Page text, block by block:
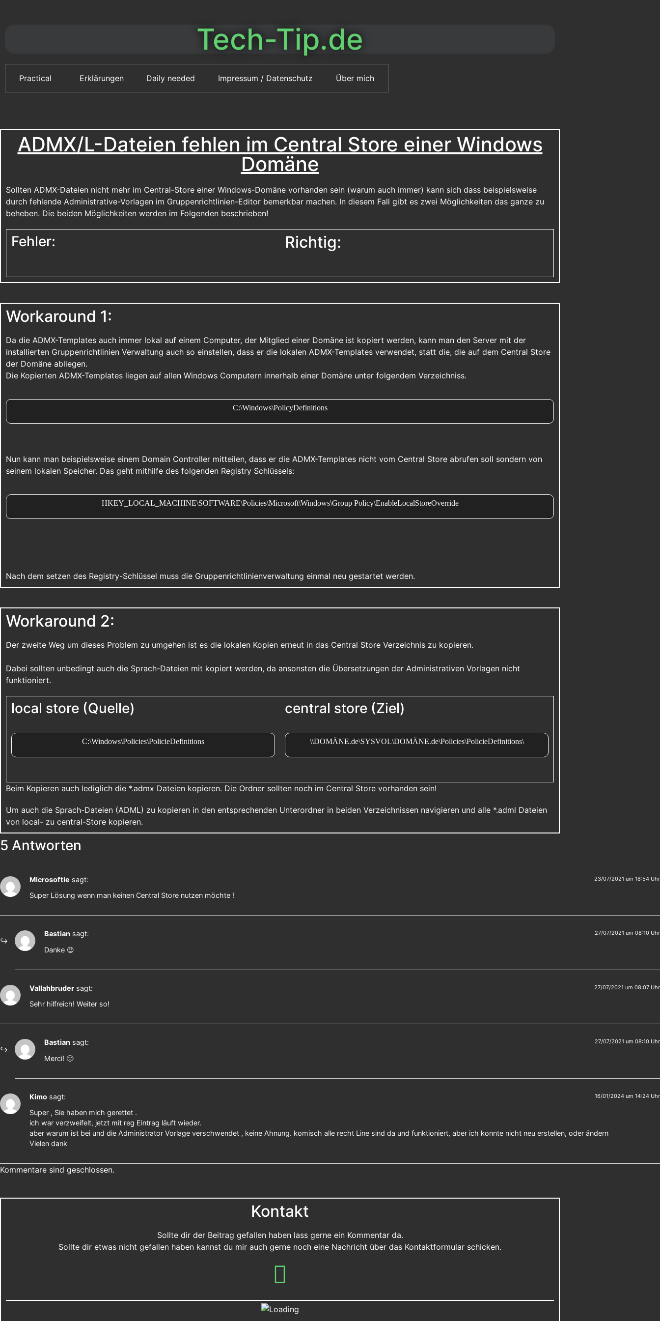
Tech-Tip.de
Practical Erklärungen Daily needed Impressum / Datenschutz Über mich
ADMX/L-Dateien fehlen im Central Store einer Windows
Domäne
Sollten ADMX-Dateien nicht mehr im Central-Store einer Windows-Domäne vorhanden sein (warum auch immer) kann sich dass beispielsweise
durch fehlende Administrative-Vorlagen im Gruppenrichtlinien-Editor bemerkbar machen. In diesem Fall gibt es zwei Möglichkeiten das ganze zu
beheben. Die beiden Möglichkeiten werden im Folgenden beschrieben!
Fehler: Richtig:
Workaround 1:
Da die ADMX-Templates auch immer lokal auf einem Computer, der Mitglied einer Domäne ist kopiert werden, kann man den Server mit der
installierten Gruppenrichtlinien Verwaltung auch so einstellen, dass er die lokalen ADMX-Templates verwendet, statt die, die auf dem Central Store
der Domäne abliegen.
Die Kopierten ADMX-Templates liegen auf allen Windows Computern innerhalb einer Domäne unter folgendem Verzeichniss.
C:\Windows\PolicyDefinitions
Nun kann man beispielsweise einem Domain Controller mitteilen, dass er die ADMX-Templates nicht vom Central Store abrufen soll sondern von
seinem lokalen Speicher. Das geht mithilfe des folgenden Registry Schlüssels:
HKEY_LOCAL_MACHINE\SOFTWARE\Policies\Microsoft\Windows\Group Policy\EnableLocalStoreOverride
Nach dem setzen des Registry-Schlüssel muss die Gruppenrichtlinienverwaltung einmal neu gestartet werden.
Workaround 2:
Der zweite Weg um dieses Problem zu umgehen ist es die lokalen Kopien erneut in das Central Store Verzeichnis zu kopieren.
Dabei sollten unbedingt auch die Sprach-Dateien mit kopiert werden, da ansonsten die Übersetzungen der Administrativen Vorlagen nicht
funktioniert.
local store (Quelle)
C:\Windows\Policies\PolicieDefinitions
central store (Ziel)
\\DOMÄNE.de\SYSVOL\DOMÄNE.de\Policies\PolicieDefinitions\
Beim Kopieren auch lediglich die *.admx Dateien kopieren. Die Ordner sollten noch im Central Store vorhanden sein!
Um auch die Sprach-Dateien (ADML) zu kopieren in den entsprechenden Unterordner in beiden Verzeichnissen navigieren und alle *.adml Dateien
von local- zu central-Store kopieren.
5 Antworten
Microsoftie sagt: 23/07/2021 um 18:54 Uhr
Super Lösung wenn man keinen Central Store nutzen möchte !
Bastian sagt: 27/07/2021 um 08:10 Uhr
Danke 😉
Vallahbruder sagt: 27/07/2021 um 08:07 Uhr
Sehr hilfreich! Weiter so!
Bastian sagt: 27/07/2021 um 08:10 Uhr
Merci! 🙂
Kimo sagt: 16/01/2024 um 14:24 Uhr
Super , Sie haben mich gerettet .
ich war verzweifelt, jetzt mit reg Eintrag läuft wieder.
aber warum ist bei und die Administrator Vorlage verschwendet , keine Ahnung. komisch alle recht Line sind da und funktioniert, aber ich konnte nicht neu erstellen, oder ändern
Vielen dank
Kommentare sind geschlossen.
Kontakt
Sollte dir der Beitrag gefallen haben lass gerne ein Kommentar da.
Sollte dir etwas nicht gefallen haben kannst du mir auch gerne noch eine Nachricht über das Kontaktformular schicken.